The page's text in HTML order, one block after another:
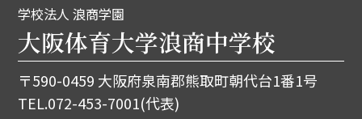
学校法人 浪商学園
大阪体育大学浪商中学校
〒590-0459 大阪府泉南郡熊取町朝代台1番1号
TEL.072-453-7001(代表)